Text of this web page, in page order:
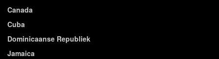
Canada
Cuba
Dominicaanse Republiek
Jamaica